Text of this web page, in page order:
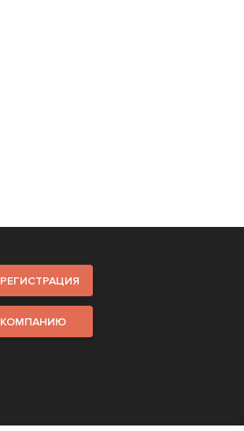
РЕГИСТРАЦИЯ
КОМПАНИЮ